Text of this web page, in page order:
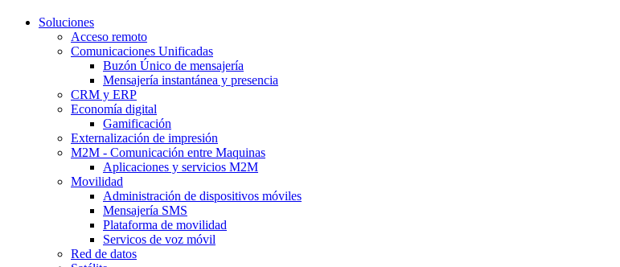
Soluciones
Acceso remoto
Comunicaciones Unificadas
Buzón Único de mensajería
Mensajería instantánea y presencia
CRM y ERP
Economía digital
Gamificación
Externalización de impresión
M2M - Comunicación entre Maquinas
Aplicaciones y servicios M2M
Movilidad
Administración de dispositivos móviles
Mensajería SMS
Plataforma de movilidad
Servicos de voz móvil
Red de datos